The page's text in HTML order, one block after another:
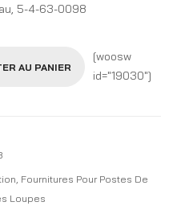
5-4-63-0098
AU PANIER
[woosw
id="19030"]
, Fournitures Pour Postes De
Loupes